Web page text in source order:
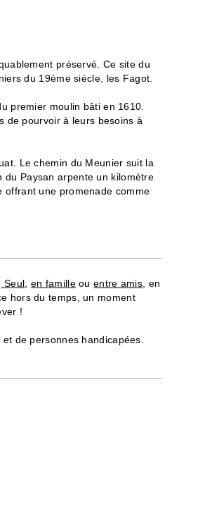
préservé. Ce site du
du 19ème siècle, les Fagot.
premier moulin bâti en 1610.
de pourvoir à leurs besoins à
Le chemin du Meunier suit la
du Paysan arpente un kilomètre
offrant une promenade comme
Seul en familleouentre amis , en
hors du temps, un moment
!
de personnes handicapées.